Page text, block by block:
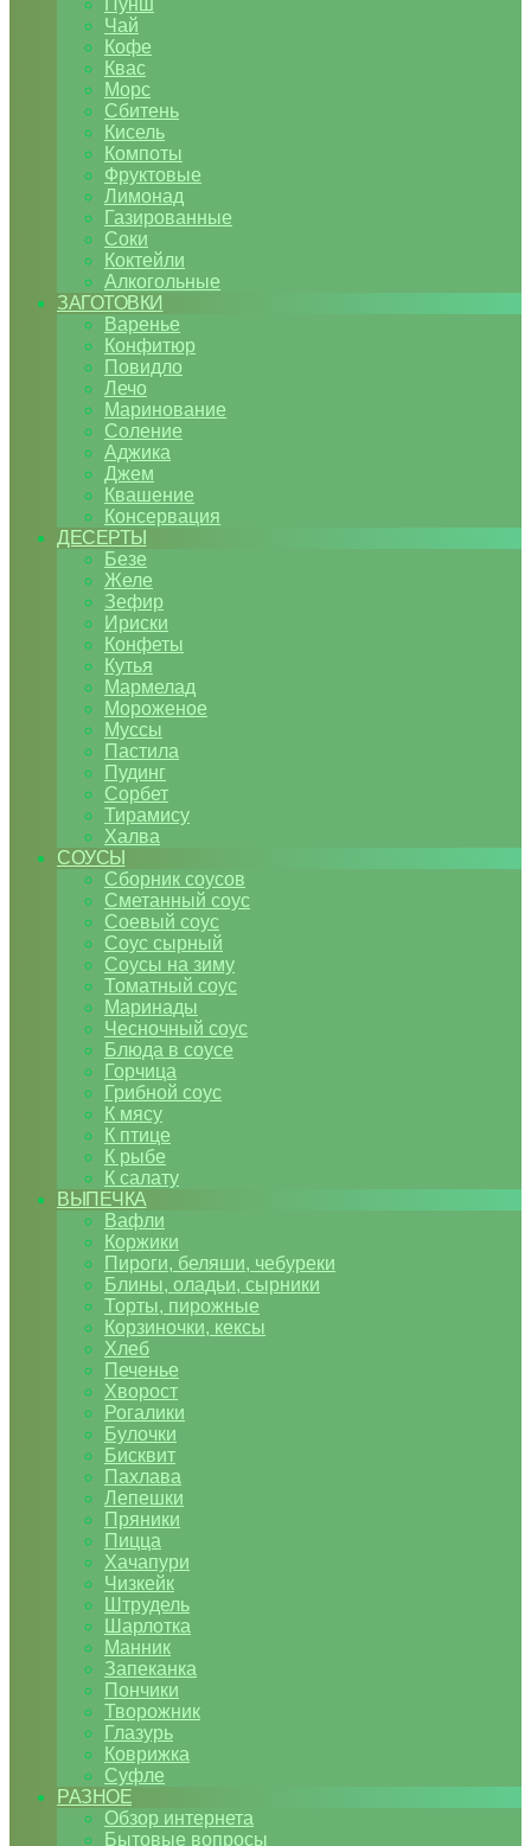
Пунш
Чай
Кофе
Квас
Морс
Сбитень
Кисель
Компоты
Фруктовые
Лимонад
Газированные
Соки
Коктейли
Алкогольные
ЗАГОТОВКИ
Варенье
Конфитюр
Повидло
Лечо
Маринование
Соление
Аджика
Джем
Квашение
Консервация
ДЕСЕРТЫ
Безе
Желе
Зефир
Ириски
Конфеты
Кутья
Мармелад
Мороженое
Муссы
Пастила
Пудинг
Сорбет
Тирамису
Халва
СОУСЫ
Сборник соусов
Сметанный соус
Соевый соус
Соус сырный
Соусы на зиму
Томатный соус
Маринады
Чесночный соус
Блюда в соусе
Горчица
Грибной соус
К мясу
К птице
К рыбе
К салату
ВЫПЕЧКА
Вафли
Коржики
Пироги, беляши, чебуреки
Блины, оладьи, сырники
Торты, пирожные
Корзиночки, кексы
Хлеб
Печенье
Хворост
Рогалики
Булочки
Бисквит
Пахлава
Лепешки
Пряники
Пицца
Хачапури
Чизкейк
Штрудель
Шарлотка
Манник
Запеканка
Пончики
Творожник
Глазурь
Коврижка
Суфле
РАЗНОЕ
Обзор интернета
Бытовые вопросы